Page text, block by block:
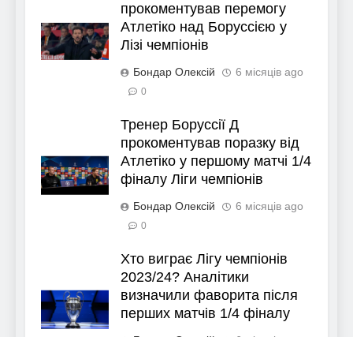
прокоментував перемогу
Атлетіко над Боруссією у
Лізі чемпіонів
Бондар Олексій 6 місяців ago
0
Тренер Боруссії Д
прокоментував поразку від
Атлетіко у першому матчі 1/4
фіналу Ліги чемпіонів
Бондар Олексій 6 місяців ago
0
Хто виграє Лігу чемпіонів
2023/24? Аналітики
визначили фаворита після
перших матчів 1/4 фіналу